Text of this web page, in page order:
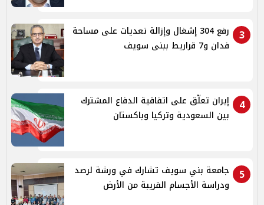
3
رفع 304 إشغال وإزالة تعديات على مساحة
فدان و7 قراريط ببنى سويف
4
إيران تعلّق على اتفاقية الدفاع المشترك
بين السعودية وتركيا وباكستان
5
جامعة بني سويف تشارك في ورشة لرصد
ودراسة الأجسام القريبة من الأرض